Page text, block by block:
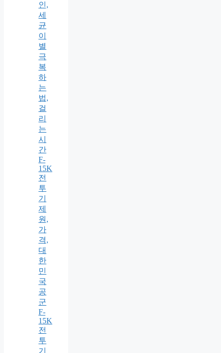
인,
세
균
이
별
극
복
하
는
법,
걸
리
는
시
간
F-
15K
전
투
기
제
원,
가
격,
대
한
민
국
공
군
F-
15K
전
투
기